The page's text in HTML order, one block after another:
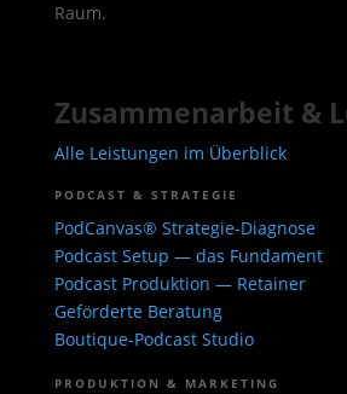
Raum.
Zusammenarbeit &
Alle Leistungen im Überblick
PODCAST & STRATEGIE
PodCanvas® Strategie-Diagnose
Podcast Setup — das Fundament
Podcast Produktion — Retainer
Geförderte Beratung
Boutique-Podcast Studio
PRODUKTION & MARKETING